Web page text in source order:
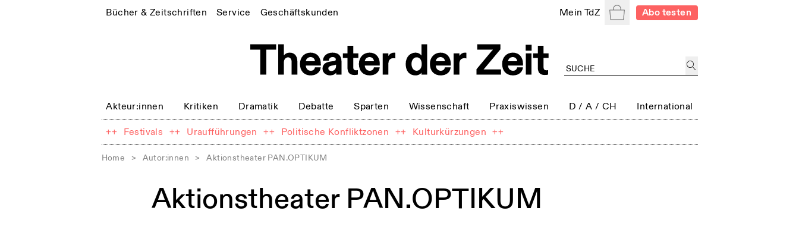
Bücher & Zeitschriften Service Geschäftskunden Mein TdZ WarenkorbAbo testen
Akteur:innen Kritiken Dramatik Debatte Sparten Wissenschaft Praxiswissen D / A / CH International
++ Festivals ++ Uraufführungen ++ Politische Konfliktzonen ++ Kulturkürzungen ++
Home > Autor:innen > Aktionstheater PAN.OPTIKUM
Aktionstheater PAN.OPTIKUM